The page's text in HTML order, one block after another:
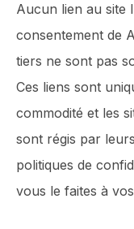
Aucun lien au site
consentement de
tiers ne sont pas
Ces liens sont
commodité et les
sont régis par
politiques de
vous le faites à